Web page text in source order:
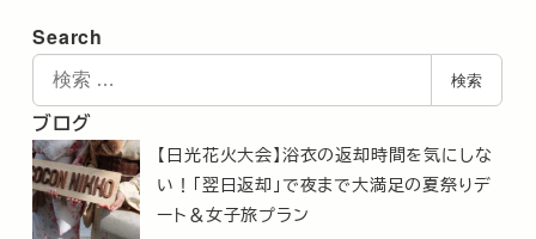
Search
索
検索
ブログ
【日光花火大会】浴衣の返却時間を気にしな
い！「翌日返却」で夜まで大満足の夏祭りデ
ート＆女子旅プラン